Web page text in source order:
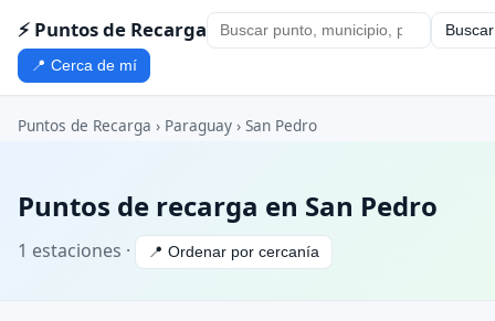
⚡ Puntos de Recarga Buscar
📍 Cerca de mí
Puntos de Recarga › Paraguay › San Pedro
Puntos de recarga en San Pedro
1 estaciones · 📍 Ordenar por cercanía